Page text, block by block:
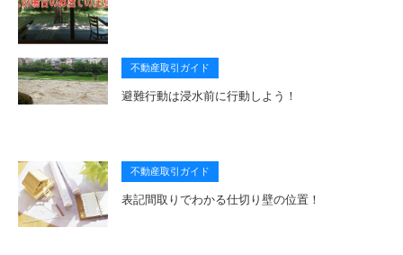
不動産取引ガイド
避難行動は浸水前に行動しよう！
不動産取引ガイド
表記間取りでわかる仕切り壁の位置！